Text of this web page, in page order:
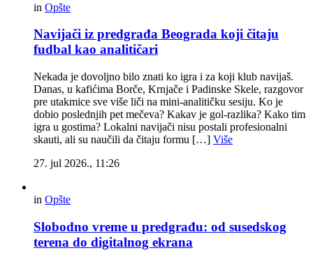
in Opšte
Navijači iz predgrađa Beograda koji čitaju
fudbal kao analitičari
Nekada je dovoljno bilo znati ko igra i za koji klub navijaš.
Danas, u kafićima Borče, Krnjače i Padinske Skele, razgovor
pre utakmice sve više liči na mini-analitičku sesiju. Ko je
dobio poslednjih pet mečeva? Kakav je gol-razlika? Kako tim
igra u gostima? Lokalni navijači nisu postali profesionalni
skauti, ali su naučili da čitaju formu […] Više
27. jul 2026., 11:26
in Opšte
Slobodno vreme u predgrađu: od susedskog
terena do digitalnog ekrana